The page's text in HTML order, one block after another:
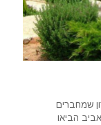
שמחברים
הביאו